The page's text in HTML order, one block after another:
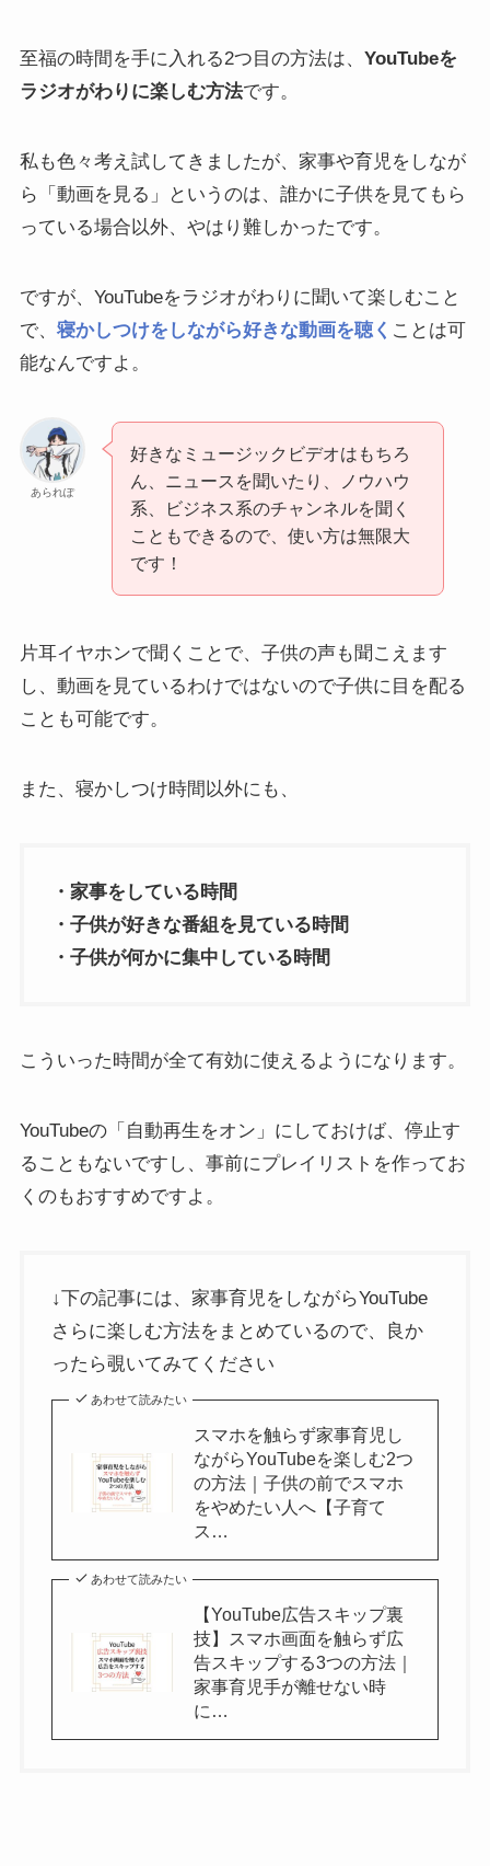
至福の時間を手に入れる2つ目の方法は、 YouTubeを
ラジオがわりに楽しむ方法です。
私も色々考え試してきましたが、家事や育児をしなが
ら「動画を見る」というのは、誰かに子供を見てもら
っている場合以外、やはり難しかったです。
ですが、YouTubeをラジオがわりに聞いて楽しむこと
で、 寝かしつけをしながら好きな動画を聴く ことは可
能なんですよ。
あられぽ
好きなミュージックビデオはもちろ
ん、ニュースを聞いたり、ノウハウ
系、ビジネス系のチャンネルを聞く
こともできるので、使い方は無限大
です！
片耳イヤホンで聞くことで、子供の声も聞こえます
し、動画を見ているわけではないので子供に目を配る
ことも可能です。
また、寝かしつけ時間以外にも、
・家事をしている時間
・子供が好きな番組を見ている時間
・子供が何かに集中している時間
こういった時間が全て有効に使えるようになります。
YouTubeの「自動再生をオン」にしておけば、停止す
ることもないですし、事前にプレイリストを作ってお
くのもおすすめですよ。
↓下の記事には、家事育児をしながらYouTube
さらに楽しむ方法をまとめているので、良か
ったら覗いてみてください
あわせて読みたい
スマホを触らず家事育児し
ながらYouTubeを楽しむ2つ
の方法｜子供の前でスマホ
をやめたい人へ【子育て
ス…
あわせて読みたい
【YouTube広告スキップ裏
技】スマホ画面を触らず広
告スキップする3つの方法｜
家事育児手が離せない時
に…